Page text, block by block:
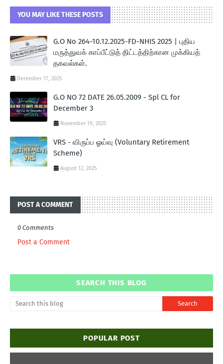
YOU MAY LIKE THESE POSTS
G.O No 264-10.12.2025-FD-NHIS 2025 | புதிய
மருத்துவக் காப்பீட்டுத் திட்டத்திற்கான முக்கியத்
தகவல்கள்.
December 17, 2025
G.O NO 72 DATE 26.05.2009 - Spl CL for
December 3
November 19, 2025
VRS - விருப்ப ஓய்வு (Voluntary Retirement
Scheme)
August 12, 2025
POST A COMMENT
0 Comments
Post a Comment
SEARCH THIS BLOG
POPULAR POST